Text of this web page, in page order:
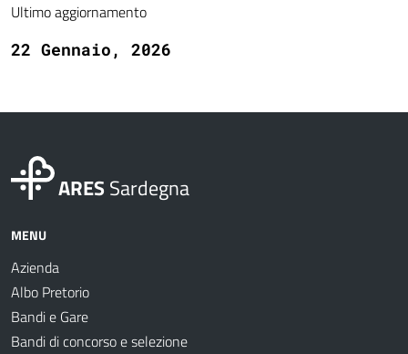
Ultimo aggiornamento
22 Gennaio, 2026
ARESSardegna
MENU
Azienda
Albo Pretorio
Bandi e Gare
Bandi di concorso e selezione